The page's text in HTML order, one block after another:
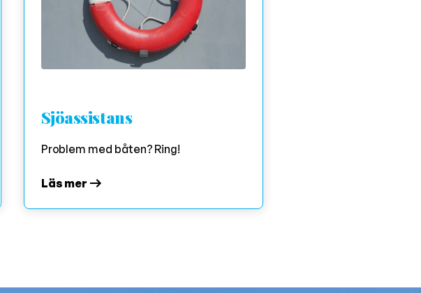
Sjöassistans
Problem med båten? Ring!
Läs mer